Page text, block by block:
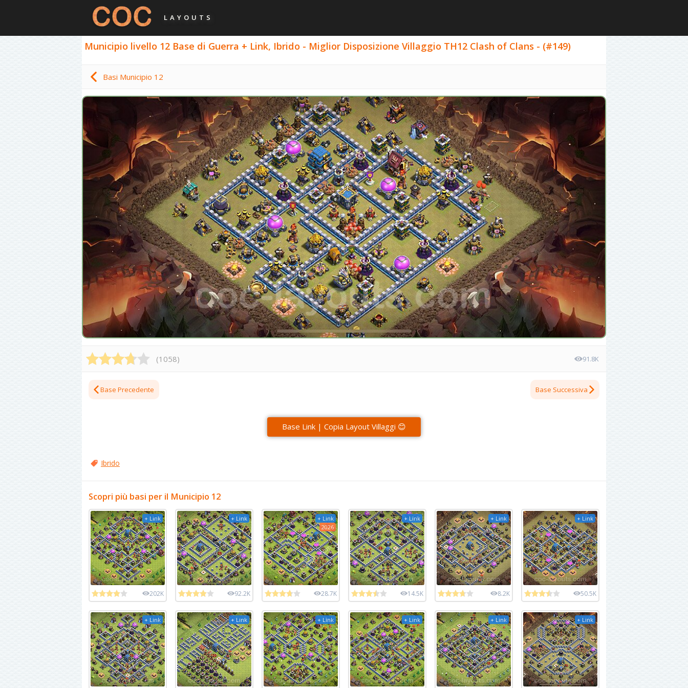
LAYOUTS
Municipio livello 12 Base di Guerra + Link, Ibrido - Miglior Disposizione Villaggio TH12 Clash of Clans - (#149)
Basi Municipio 12
(1058) 91.8K
Base Precedente Base Successiva
Base Link | Copia Layout Villaggi 😊
Ibrido
Scopri più basi per il Municipio 12
+ Link
202K
+ Link
92.2K
+ Link
2026
28.7K
+ Link
14.5K
+ Link
8.2K
+ Link
50.5K
+ Link + Link + Link + Link + Link + Link